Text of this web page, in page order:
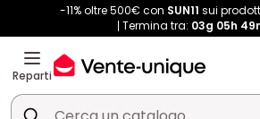
-11% oltre 500€ con SUN11 sui
Termina tra: 03g 05h
Reparti